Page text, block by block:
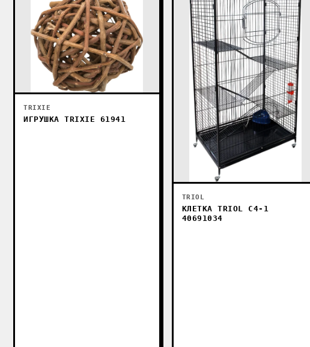
TRIXIE
ИГРУШКА TRIXIE 61941
TRIOL
КЛЕТКА TRIOL C4-1
40691034